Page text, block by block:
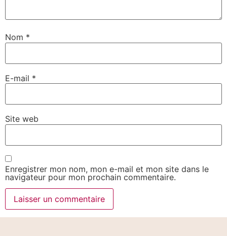
Nom *
E-mail *
Site web
Enregistrer mon nom, mon e-mail et mon site dans le
navigateur pour mon prochain commentaire.